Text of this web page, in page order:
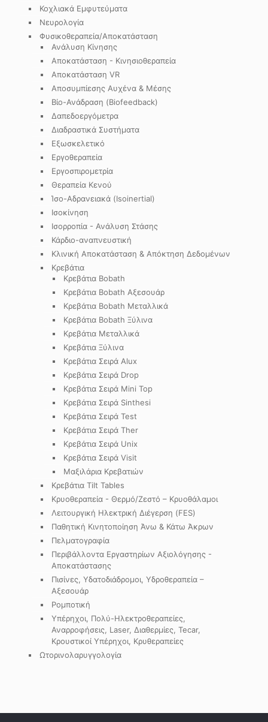
Κοχλιακά Εμφυτεύματα
Νευρολογία
Φυσικοθεραπεία/Αποκατάσταση
Ανάλυση Κίνησης
Αποκατάσταση - Κινησιοθεραπεία
Αποκατάσταση VR
Αποσυμπίεσης Αυχένα & Μέσης
Βίο-Ανάδραση (Biofeedback)
Δαπεδοεργόμετρα
Διαδραστικά Συστήματα
Εξωσκελετικό
Εργοθεραπεία
Εργοσπιρομετρία
Θεραπεία Κενού
Ίσο-Αδρανειακά (Isoinertial)
Ισοκίνηση
Ισορροπία - Ανάλυση Στάσης
Κάρδιο-αναπνευστική
Κλινική Αποκατάσταση & Απόκτηση Δεδομένων
Κρεβάτια
Κρεβάτια Bobath
Κρεβάτια Bobath Αξεσουάρ
Κρεβάτια Bobath Μεταλλικά
Κρεβάτια Bobath Ξύλινα
Κρεβάτια Μεταλλικά
Κρεβάτια Ξύλινα
Κρεβάτια Σειρά Alux
Κρεβάτια Σειρά Drop
Κρεβάτια Σειρά Mini Top
Κρεβάτια Σειρά Sinthesi
Κρεβάτια Σειρά Test
Κρεβάτια Σειρά Ther
Κρεβάτια Σειρά Unix
Κρεβάτια Σειρά Visit
Μαξιλάρια Κρεβατιών
Κρεβάτια Tilt Tables
Κρυοθεραπεία - Θερμό/Ζεστό – Κρυοθάλαμοι
Λειτουργική Ηλεκτρική Διέγερση (FES)
Παθητική Κινητοποίηση Άνω & Κάτω Άκρων
Πελματογραφία
Περιβάλλοντα Εργαστηρίων Αξιολόγησης -
Αποκατάστασης
Πισίνες, Υδατοδιάδρομοι, Υδροθεραπεία –
Αξεσουάρ
Ρομποτική
Υπέρηχοι, Πολύ-Ηλεκτροθεραπείες,
Αναρροφήσεις, Laser, Διαθερμίες, Tecar,
Κρουστικοί Υπέρηχοι, Κρυθεραπείες
Ωτορινολαρυγγολογία